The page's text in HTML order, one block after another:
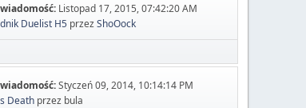
Listopad 17, 2015, 07:42:20 AM
Duelist H5 przezShoOock
Styczeń 09, 2014, 10:14:14 PM
Death przez bula